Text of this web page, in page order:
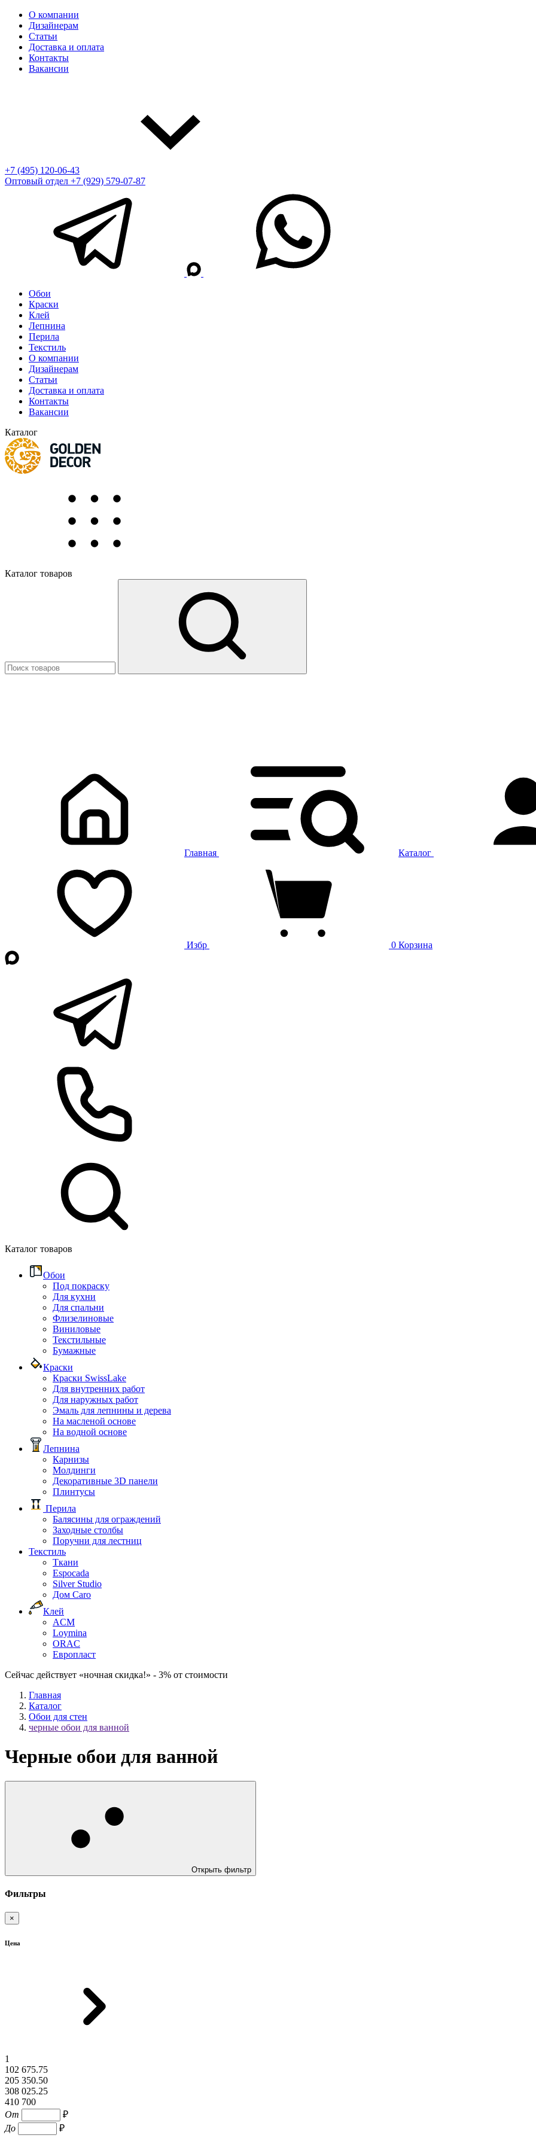
О компании
Дизайнерам
Статьи
Доставка и оплата
Контакты
Вакансии
+7 (495) 120-06-43
Оптовый отдел +7 (929) 579-07-87
Обои
Краски
Клей
Лепнина
Перила
Текстиль
О компании
Дизайнерам
Статьи
Доставка и оплата
Контакты
Вакансии
Каталог
Каталог товаров
Главная Каталог
Избр 0 Корзина
Каталог товаров
Обои
Под покраску
Для кухни
Для спальни
Флизелиновые
Виниловые
Текстильные
Бумажные
Краски
Краски SwissLake
Для внутренних работ
Для наружных работ
Эмаль для лепнины и дерева
На масленой основе
На водной основе
Лепнина
Карнизы
Молдинги
Декоративные 3D панели
Плинтусы
Перила
Балясины для ограждений
Заходные столбы
Поручни для лестниц
Текстиль
Ткани
Espocada
Silver Studio
Дом Caro
Клей
ACM
Loymina
ORAC
Европласт
Сейчас действует «ночная скидка!» - 3% от стоимости
Главная
Каталог
Обои для стен
черные обои для ванной
Черные обои для ванной
Открыть фильтр
Фильтры
×
Цена
1
102 675.75
205 350.50
308 025.25
410 700
От
₽
До
₽